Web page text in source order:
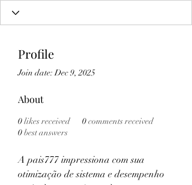
Profile
Join date: Dec 9, 2025
About
0likes received 0comments received
0best answers
A pais777 impressiona com sua
otimização de sistema e desempenho